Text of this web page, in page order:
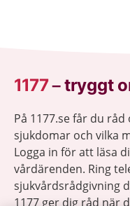
1177–tryggt
På 1177.se får du
sjukdomar och vilka
Logga in för att läsa
vårdärenden. Ring
sjukvårdsrådgivning
1177 ger dig råd när